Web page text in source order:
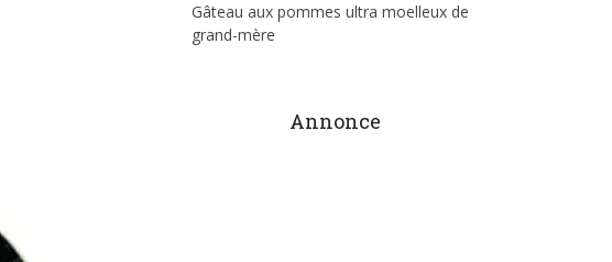
Gâteau aux pommes ultra moelleux de
grand-mère
Annonce